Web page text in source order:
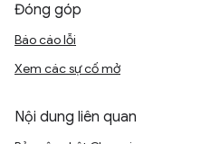
Đóng góp
Báo cáo lỗi
Xem các sự cố mở
Nội dung liên quan